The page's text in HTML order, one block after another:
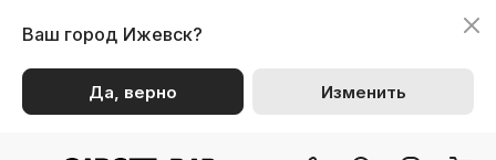
Ваш город Ижевск?
Да, верно Изменить